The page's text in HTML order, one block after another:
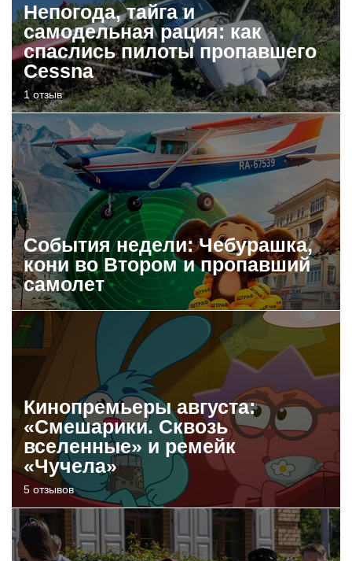
Непогода, тайга и
самодельная рация: как
спаслись пилоты пропавшего
Cessna
1 отзыв
События недели: Чебурашка,
кони во Втором и пропавший
самолет
Кинопремьеры августа:
«Смешарики. Сквозь
вселенные» и ремейк
«Чучела»
5 отзывов